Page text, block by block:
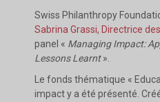
Swiss Philanthropy
Sabrina Grassi, Directrice
panel « Managing Impact:
Lessons Learnt».
Le fonds thématique «
impact y a été présenté.